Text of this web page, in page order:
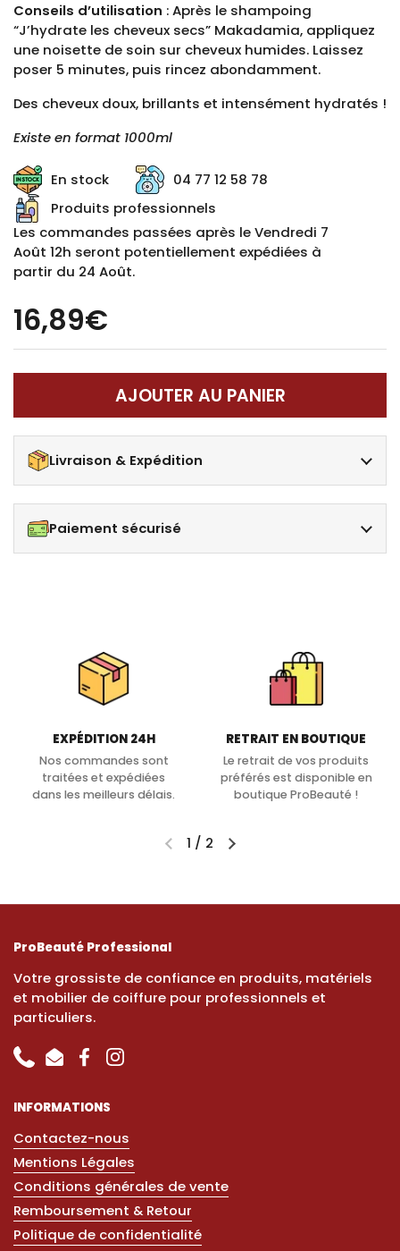
Conseils d’utilisation : Après le shampoing
“J’hydrate les cheveux secs” Makadamia, appliquez
une noisette de soin sur cheveux humides. Laissez
poser 5 minutes, puis rincez abondamment.
Des cheveux doux, brillants et intensément hydratés !
Existe en format 1000ml
En stock
04 77 12 58 78
Produits professionnels
Les commandes passées après le Vendredi 7
Août 12h seront potentiellement expédiées à
partir du 24 Août.
16,89€
AJOUTER AU PANIER
Livraison & Expédition
Paiement sécurisé
EXPÉDITION 24H
Nos commandes sont
traitées et expédiées
dans les meilleurs délais.
RETRAIT EN BOUTIQUE
Le retrait de vos produits
préférés est disponible en
boutique ProBeauté !
1 / 2
ProBeauté Professional
Votre grossiste de confiance en produits, matériels
et mobilier de coiffure pour professionnels et
particuliers.
PhoneEmailFacebookInstagram
INFORMATIONS
Contactez-nous
Mentions Légales
Conditions générales de vente
Remboursement & Retour
Politique de confidentialité